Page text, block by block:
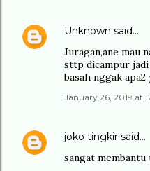
Unknown said…
Juragan,ane mau
sttp dicampur
basah nggak apa2
January 26, 2019 at
joko tingkir said…
sangat